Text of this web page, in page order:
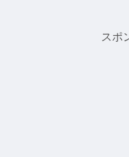
スポ